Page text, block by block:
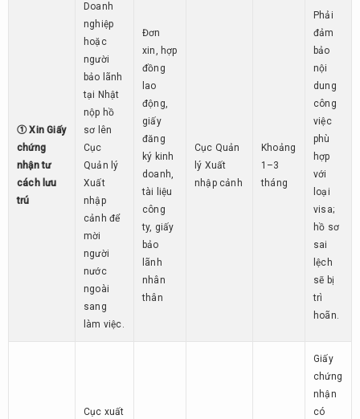
① Xin Giấy
chứng
nhận tư
cách lưu
trú
Doanh
nghiệp
hoặc
người
bảo lãnh
tại Nhật
nộp hồ
sơ lên
Cục
Quản lý
Xuất
nhập
cảnh để
mời
người
nước
ngoài
sang
làm việc.
Đơn
xin, hợp
đồng
lao
động,
giấy
đăng
ký kinh
doanh,
tài liệu
công
ty, giấy
bảo
lãnh
nhân
thân
Cục Quản
lý Xuất
nhập cảnh
Khoảng
1–3
tháng
Phải
đảm
bảo
nội
dung
công
việc
phù
hợp
với
loại
visa;
hồ sơ
sai
lệch
sẽ bị
trì
hoãn.
Cục xuất
Giấy
chứng
nhận
có